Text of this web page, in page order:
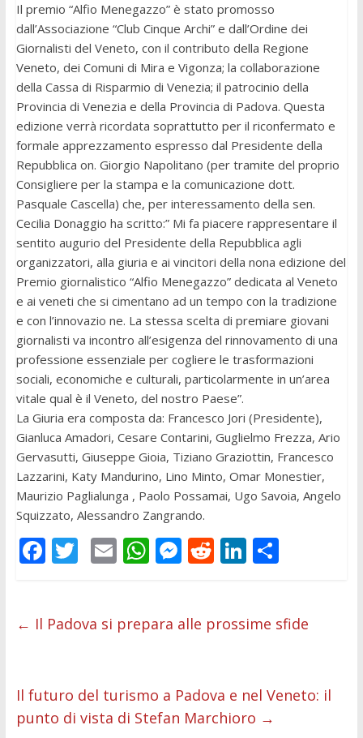
Il premio “Alfio Menegazzo” è stato promosso
dall’Associazione “Club Cinque Archi” e dall’Ordine dei
Giornalisti del Veneto, con il contributo della Regione
Veneto, dei Comuni di Mira e Vigonza; la collaborazione
della Cassa di Risparmio di Venezia; il patrocinio della
Provincia di Venezia e della Provincia di Padova. Questa
edizione verrà ricordata soprattutto per il riconfermato e
formale apprezzamento espresso dal Presidente della
Repubblica on. Giorgio Napolitano (per tramite del proprio
Consigliere per la stampa e la comunicazione dott.
Pasquale Cascella) che, per interessamento della sen.
Cecilia Donaggio ha scritto:” Mi fa piacere rappresentare il
sentito augurio del Presidente della Repubblica agli
organizzatori, alla giuria e ai vincitori della nona edizione del
Premio giornalistico “Alfio Menegazzo” dedicata al Veneto
e ai veneti che si cimentano ad un tempo con la tradizione
e con l’innovazio ne. La stessa scelta di premiare giovani
giornalisti va incontro all’esigenza del rinnovamento di una
professione essenziale per cogliere le trasformazioni
sociali, economiche e culturali, particolarmente in un’area
vitale qual è il Veneto, del nostro Paese”.
La Giuria era composta da: Francesco Jori (Presidente),
Gianluca Amadori, Cesare Contarini, Guglielmo Frezza, Ario
Gervasutti, Giuseppe Gioia, Tiziano Graziottin, Francesco
Lazzarini, Katy Mandurino, Lino Minto, Omar Monestier,
Maurizio Paglialunga , Paolo Possamai, Ugo Savoia, Angelo
Squizzato, Alessandro Zangrando.
F
b
k
T
er
E
l
W
s
p
M
e
er
R
di
Li
e
n
C
di
← Il Padova si prepara alle prossime sfide
Il futuro del turismo a Padova e nel Veneto: il
punto di vista di Stefan Marchioro →